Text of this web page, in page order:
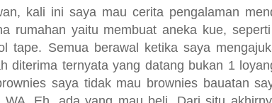
kali ini saya mau cerita pengalaman
rumahan yaitu membuat aneka kue,
tape. Semua berawal ketika saya
diterima ternyata yang datang bukan 1
saya tidak mau brownies bauatan